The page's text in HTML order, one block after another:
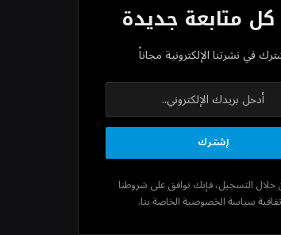
متابعة جديدة
في نشرتنا الإلكترونية مجاناً
التسجيل، فإنك توافق على شروطنا
سياسة الخصوصية الخاصة بنا.